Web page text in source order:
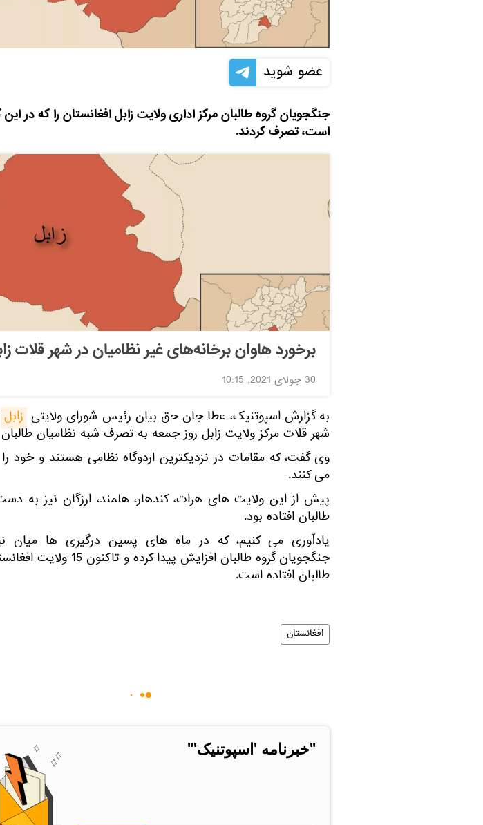
عضو شوید
جنگجویان گروه طالبان مرکز اداری ولایت زابل افغانستان را که در
است، تصرف کردند.
برخورد هاوان برخانه‌های غیر نظامیان در شهر قلات
30 جولای 2021, 10:15
به گزارش اسپوتنیک، عطا جان حق بیان رئیس شورای ولایتی زابل
شهر قلات مرکز ولایت زابل روز جمعه به تصرف شبه نظامیان
وی گفت، که مقامات در نزدیکترین اردوگاه نظامی هستند و خود
می کنند.
پیش از این ولایت های هرات، کندهار، هلمند، ارزگان نیز به
طالبان افتاده بود.
یادآوری می کنیم، که در ماه های پسین درگیری ها میان
جنگجویان گروه طالبان افزایش
طالبان افتاده است.
افغانستان
"خبرنامه 'اسپوتنیک'"